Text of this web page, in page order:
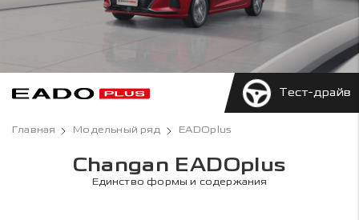
Тест-драйв
Главная Модельный ряд EADOplus
Changan EADOplus
Единство формы и содержания